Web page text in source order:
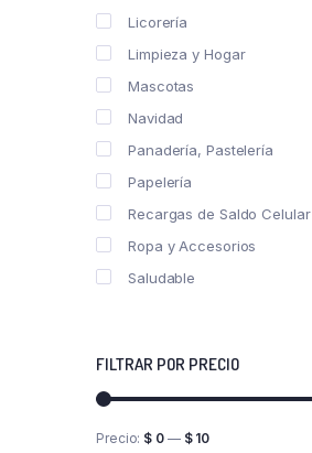
Licorería
Limpieza y Hogar
Mascotas
Navidad
Panadería, Pastelería
Papelería
Recargas de Saldo Celular
Ropa y Accesorios
Saludable
FILTRAR POR PRECIO
Precio: $ 0— $ 10